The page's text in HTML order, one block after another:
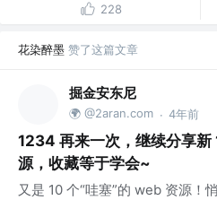
228
花染醉墨 赞了这篇文章
掘金安东尼
🌍 @2aran.com · 4年前
1234 再来一次，继续分享新
源，收藏等于学会~
又是 10 个“哇塞”的 web 资源！